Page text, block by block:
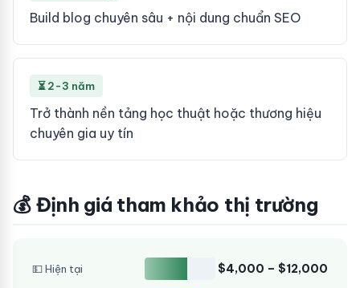
Build blog chuyên sâu + nội dung chuẩn SEO
⏳ 2-3 năm
Trở thành nền tảng học thuật hoặc thương hiệu
chuyên gia uy tín
💰 Định giá tham khảo thị trường
💵 Hiện tại $4,000 – $12,000